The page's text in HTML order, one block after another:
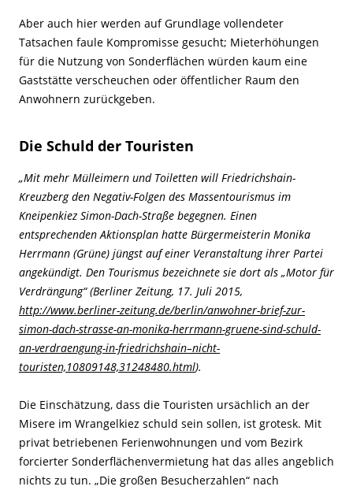
Aber auch hier werden auf Grundlage vollendeter
Tatsachen faule Kompromisse gesucht; Mieterhöhungen
für die Nutzung von Sonderflächen würden kaum eine
Gaststätte verscheuchen oder öffentlicher Raum den
Anwohnern zurückgeben.
Die Schuld der Touristen
„Mit mehr Mülleimern und Toiletten will Friedrichshain-
Kreuzberg den Negativ-Folgen des Massentourismus im
Kneipenkiez Simon-Dach-Straße begegnen. Einen
entsprechenden Aktionsplan hatte Bürgermeisterin Monika
Herrmann (Grüne) jüngst auf einer Veranstaltung ihrer Partei
angekündigt. Den Tourismus bezeichnete sie dort als „Motor für
Verdrängung“ (Berliner Zeitung, 17. Juli 2015,
http://www.berliner-zeitung.de/berlin/anwohner-brief-zur-
simon-dach-strasse-an-monika-herrmann-gruene-sind-schuld-
an-verdraengung-in-friedrichshain–nicht-
touristen,10809148,31248480.html).
Die Einschätzung, dass die Touristen ursächlich an der
Misere im Wrangelkiez schuld sein sollen, ist grotesk. Mit
privat betriebenen Ferienwohnungen und vom Bezirk
forcierter Sonderflächenvermietung hat das alles angeblich
nichts zu tun. „Die großen Besucherzahlen“ nach